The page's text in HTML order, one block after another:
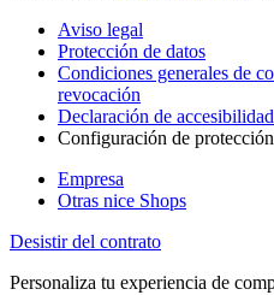
Aviso legal
Protección de datos
Condiciones generales de
revocación
Declaración de accesibilidad
Configuración de
Empresa
Otras nice Shops
Desistir del contrato
Personaliza tu experiencia de